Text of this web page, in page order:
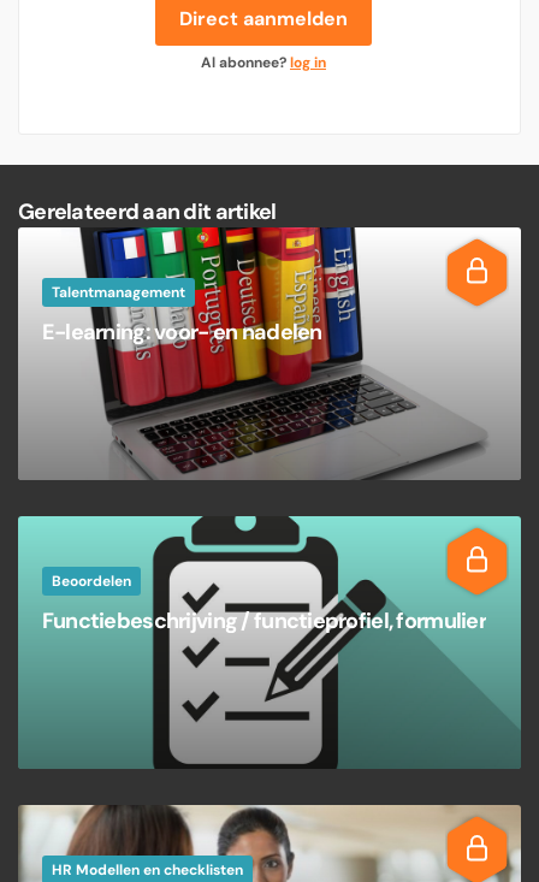
Direct aanmelden
Al abonnee?log in
Gerelateerd aan dit artikel
Talentmanagement
E-learning: voor- en nadelen
Beoordelen
Functiebeschrijving / functieprofiel, formulier
HR Modellen en checklisten